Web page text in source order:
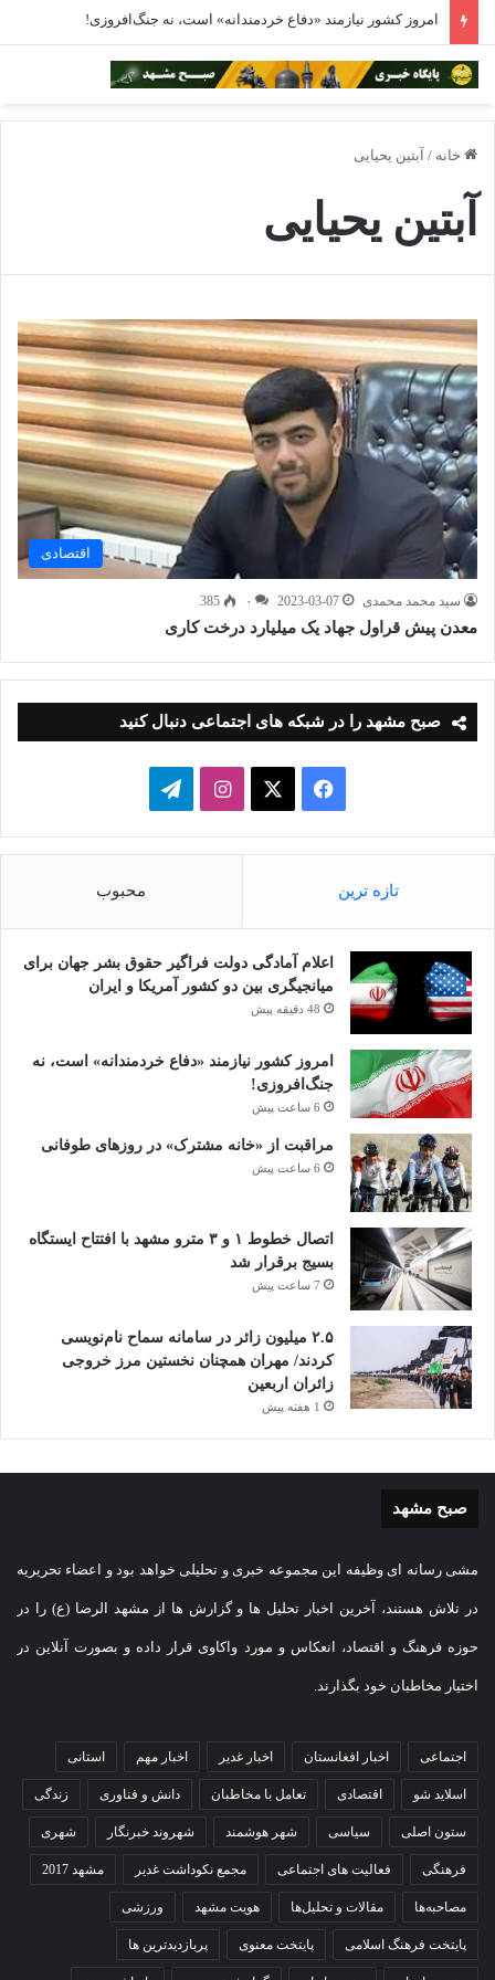
امروز کشور نیازمند «دفاع خردمندانه» است، نه جنگ‌افروزی!
خانه / آبتین یحیایی
آبتین یحیایی
اقتصادی
سید محمد محمدی 2023-03-07 ۰ 385
معدن پیش قراول جهاد یک میلیارد درخت کاری
صبح مشهد را در شبکه های اجتماعی دنبال کنید
فیسبوک ایکساینستاگرامتلگرام
تازه ترین محبوب
اعلام آمادگی دولت فراگیر حقوق بشر جهان برای
میانجیگری بین دو کشور آمریکا و ایران
48 دقیقه پیش
امروز کشور نیازمند «دفاع خردمندانه» است، نه
جنگ‌افروزی!
6 ساعت پیش
مراقبت از «خانه مشترک» در روزهای طوفانی
6 ساعت پیش
اتصال خطوط ۱ و ۳ مترو مشهد با افتتاح ایستگاه
بسیج برقرار شد
7 ساعت پیش
۲.۵ میلیون زائر در سامانه سماح نام‌نویسی
کردند/ مهران همچنان نخستین مرز خروجی
زائران اربعین
1 هفته پیش
صبح مشهد
مشی رسانه ای وظیفه این مجموعه خبری و تحلیلی خواهد بود و اعضاء تحریریه
در تلاش هستند، آخرین اخبار تحلیل ها و گزارش ها از مشهد الرضا (ع) را در
حوزه فرهنگ و اقتصاد، انعکاس و مورد واکاوی قرار داده و بصورت آنلاین در
اختیار مخاطبان خود بگذارند.
اجتماعی اخبار افغانستان اخبار غدیر اخبار مهم استانی
اسلاید شو اقتصادی تعامل با مخاطبان دانش و فناوری زندگی
ستون اصلی سیاسی شهر هوشمند شهروند خبرنگار شهری
فرهنگی فعالیت های اجتماعی مجمع نکوداشت غدیر مشهد 2017
مصاحبه‌ها مقالات و تحلیل‌ها هویت مشهد ورزشی
پایتخت فرهنگ اسلامی پایتخت معنوی پربازدیدترین ها